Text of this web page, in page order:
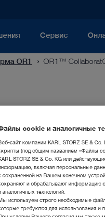
Сервис
OR1 OR1™
отображения
cookie и аналогичные
сайт компании KARL STORZ SE &
(под общим названием «Файлы
STORZ SE & Co. KG или
включая персональные
сохраненной на Вашем конечном
и обрабатывают информацию
аналогичных технологий.
используем строго необходимые
требуются для использования и